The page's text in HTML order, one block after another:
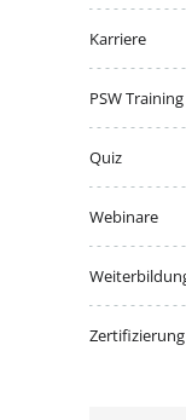
Karriere
PSW Training
Quiz
Webinare
Zertifizierung